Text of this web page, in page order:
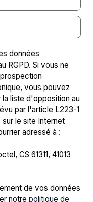
données
RGPD. Si vous ne
vous pouvez
liste d'opposition au
par l'article L223-1
le site Internet
adressé à :
CS 61311, 41013
de vos données
notre politique de